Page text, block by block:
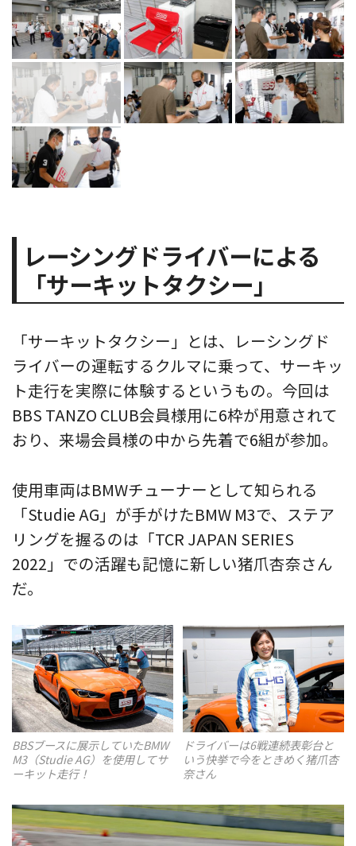
レーシングドライバーによる
「サーキットタクシー」
「サーキットタクシー」とは、レーシングド
ライバーの運転するクルマに乗って、サーキッ
ト走行を実際に体験するというもの。今回は
BBS TANZO CLUB会員様用に6枠が用意されて
おり、来場会員様の中から先着で6組が参加。
使用車両はBMWチューナーとして知られる
「Studie AG」が手がけたBMW M3で、ステア
リングを握るのは「TCR JAPAN SERIES
2022」での活躍も記憶に新しい猪爪杏奈さん
だ。
ドライバーは6戦連続表彰台と
いう快挙で今をときめく猪爪杏
奈さん
BBSブースに展示していたBMW
M3（Studie AG）を使用してサ
ーキット走行！